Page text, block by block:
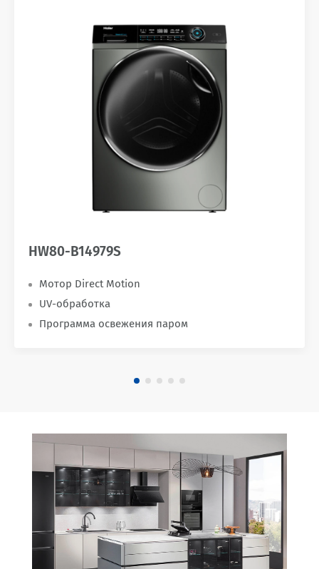
HW80-B14979S
Мотор Direct Motion
UV-обработка
Программа освежения паром
30+
НА РЫНКЕ
БЫТОВОЙ ТЕХНИКИ